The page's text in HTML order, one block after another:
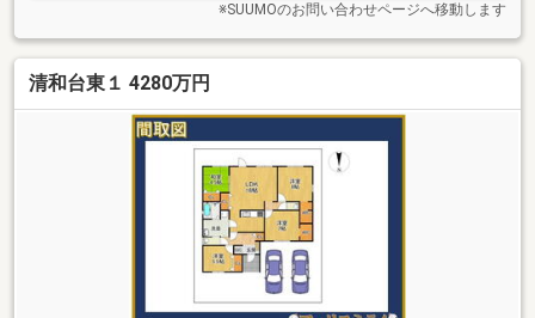
※SUUMOのお問い合わせページへ移動します
清和台東１ 4280万円